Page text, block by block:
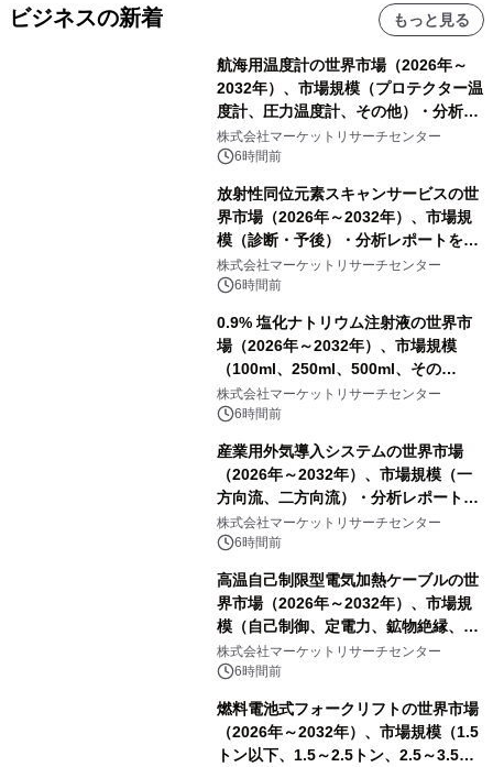
ビジネスの新着 もっと見る
航海用温度計の世界市場（2026年～
2032年）、市場規模（プロテクター温
度計、圧力温度計、その他）・分析レ
ポートを発表
株式会社マーケットリサーチセンター
6時間前
放射性同位元素スキャンサービスの世
界市場（2026年～2032年）、市場規
模（診断・予後）・分析レポートを発
表
株式会社マーケットリサーチセンター
6時間前
0.9% 塩化ナトリウム注射液の世界市
場（2026年～2032年）、市場規模
（100ml、250ml、500ml、その
他）・分析レポートを発表
株式会社マーケットリサーチセンター
6時間前
産業用外気導入システムの世界市場
（2026年～2032年）、市場規模（一
方向流、二方向流）・分析レポートを
発表
株式会社マーケットリサーチセンター
6時間前
高温自己制限型電気加熱ケーブルの世
界市場（2026年～2032年）、市場規
模（自己制御、定電力、鉱物絶縁、表
皮効果）・分析レポートを発表
株式会社マーケットリサーチセンター
6時間前
燃料電池式フォークリフトの世界市場
（2026年～2032年）、市場規模（1.5
トン以下、1.5～2.5トン、2.5～3.5ト